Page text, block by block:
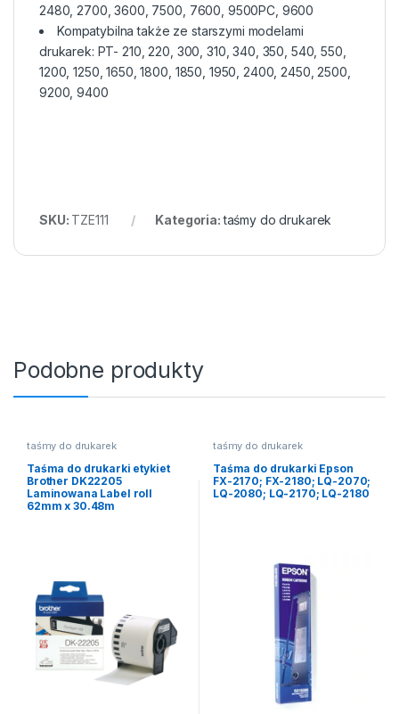
2480, 2700, 3600, 7500, 7600, 9500PC, 9600
Kompatybilna także ze starszymi modelami
drukarek: PT- 210, 220, 300, 310, 340, 350, 540, 550,
1200, 1250, 1650, 1800, 1850, 1950, 2400, 2450, 2500,
9200, 9400
SKU: TZE111 Kategoria:taśmy do drukarek
Podobne produkty
taśmy do drukarek
Taśma do drukarki etykiet
Brother DK22205
Laminowana Label roll
62mm x 30.48m
taśmy do drukarek
Taśma do drukarki Epson
FX-2170; FX-2180; LQ-2070;
LQ-2080; LQ-2170; LQ-2180